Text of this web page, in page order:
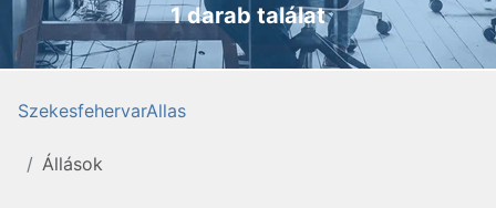
1 darab találat
SzekesfehervarAllas
Állások